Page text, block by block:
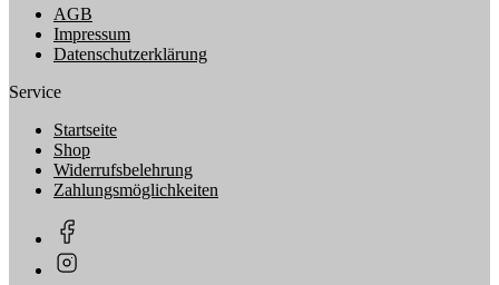
AGB
Impressum
Datenschutzerklärung
Service
Startseite
Shop
Widerrufsbelehrung
Zahlungsmöglichkeiten